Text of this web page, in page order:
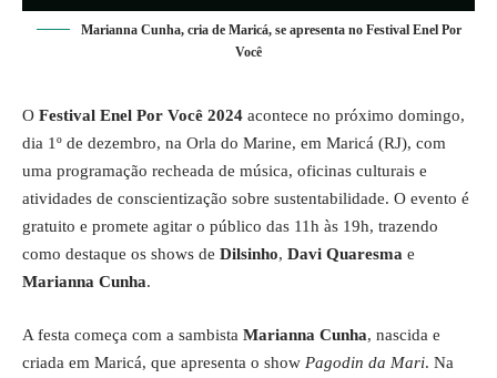
Marianna Cunha, cria de Maricá, se apresenta no Festival Enel Por
Você
O Festival Enel Por Você 2024 acontece no próximo domingo,
dia 1º de dezembro, na Orla do Marine, em Maricá (RJ), com
uma programação recheada de música, oficinas culturais e
atividades de conscientização sobre sustentabilidade. O evento é
gratuito e promete agitar o público das 11h às 19h, trazendo
como destaque os shows de Dilsinho, Davi Quaresma e
Marianna Cunha.
A festa começa com a sambista Marianna Cunha, nascida e
criada em Maricá, que apresenta o show Pagodin da Mari. Na